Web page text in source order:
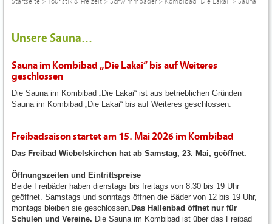
Unsere Sauna...
Sauna im Kombibad „Die Lakai“ bis auf Weiteres
geschlossen
Die Sauna im Kombibad „Die Lakai“ ist aus betrieblichen Gründen
Sauna im Kombibad „Die Lakai“ bis auf Weiteres geschlossen.
Freibadsaison startet am 15. Mai 2026 im Kombibad
Das Freibad Wiebelskirchen hat ab Samstag, 23. Mai, geöffnet.
Öffnungszeiten und Eintrittspreise
Beide Freibäder haben dienstags bis freitags von 8.30 bis 19 Uhr
geöffnet. Samstags und sonntags öffnen die Bäder von 12 bis 19 Uhr,
montags bleiben sie geschlossen. Das Hallenbad öffnet nur für
Schulen und Vereine. Die Sauna im Kombibad ist über das Freibad